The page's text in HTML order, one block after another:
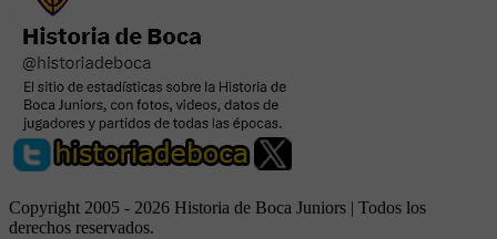
Copyright 2005 - 2026 Historia de Boca Juniors | Todos los
derechos reservados.